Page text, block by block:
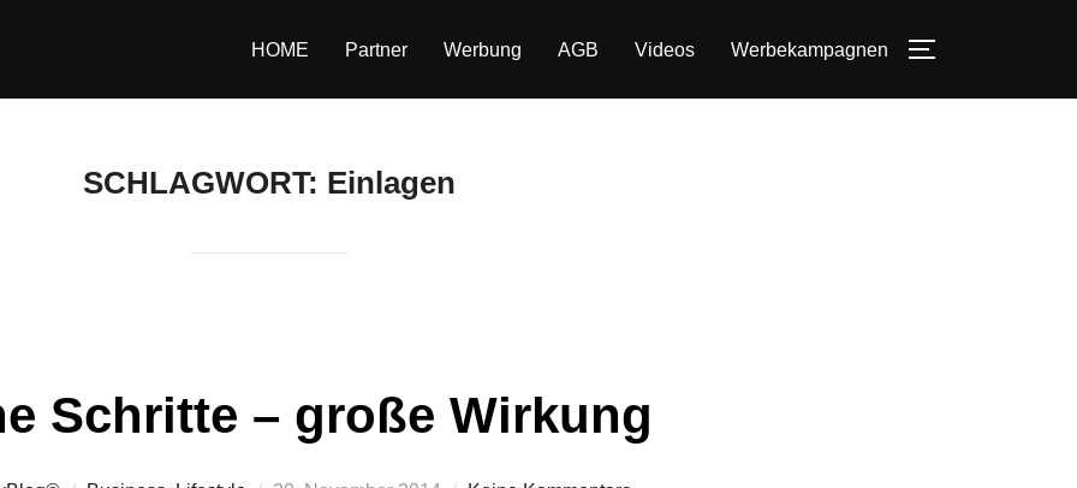
HOME Partner Werbung AGB Videos Werbekampagnen
SCHLAGWORT: Einlagen
Schritte – große Wirkung